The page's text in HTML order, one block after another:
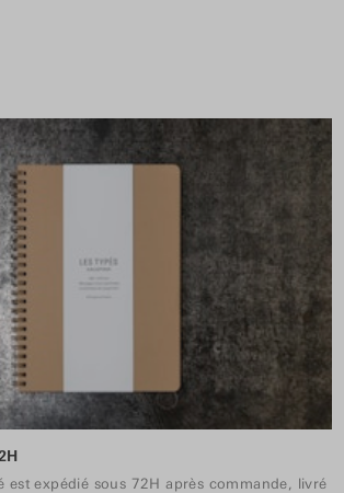
est expédié sous 72H après commande, livré